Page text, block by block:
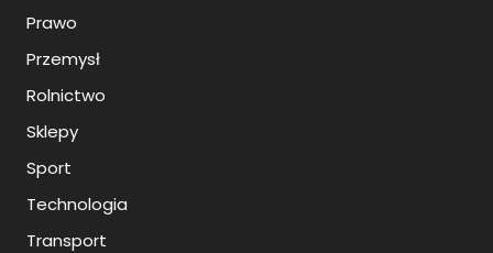
Prawo
Przemysł
Rolnictwo
Sklepy
Sport
Technologia
Transport